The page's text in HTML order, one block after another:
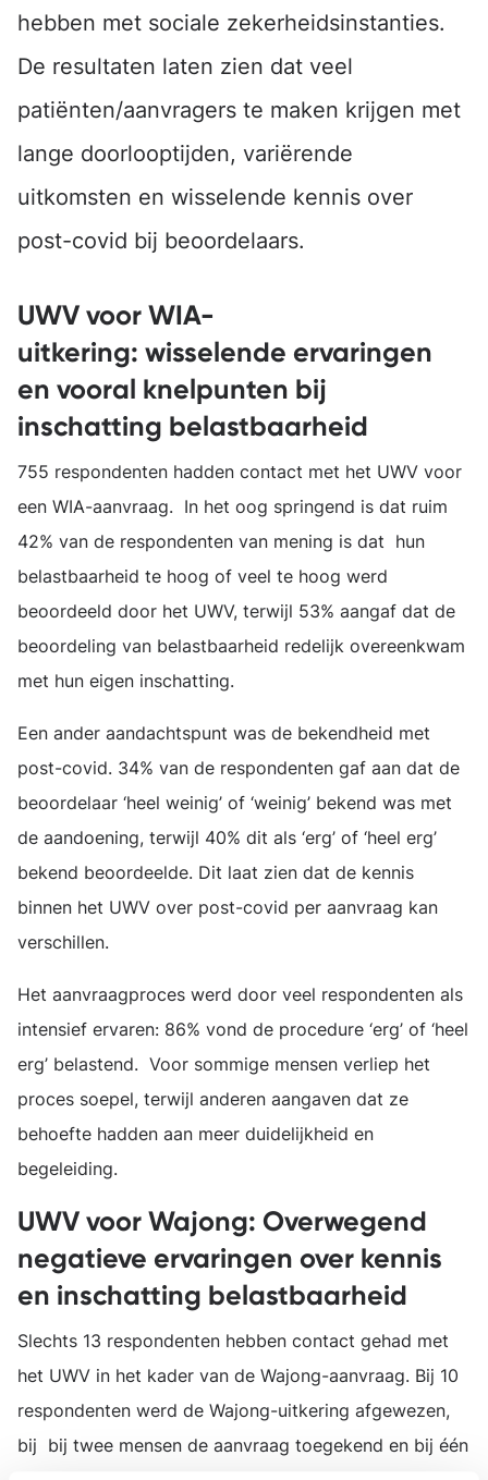
hebben met sociale zekerheidsinstanties.
De resultaten laten zien dat veel
patiënten/aanvragers te maken krijgen met
lange doorlooptijden, variërende
uitkomsten en wisselende kennis over
post-covid bij beoordelaars.
UWV voor WIA-
uitkering: wisselende ervaringen
en vooral knelpunten bij
inschatting belastbaarheid
755 respondenten hadden contact met het UWV voor
een WIA-aanvraag. In het oog springend is dat ruim
42% van de respondenten van mening is dat hun
belastbaarheid te hoog of veel te hoog werd
beoordeeld door het UWV, terwijl 53% aangaf dat de
beoordeling van belastbaarheid redelijk overeenkwam
met hun eigen inschatting.
Een ander aandachtspunt was de bekendheid met
post-covid. 34% van de respondenten gaf aan dat de
beoordelaar ‘heel weinig’ of ‘weinig’ bekend was met
de aandoening, terwijl 40% dit als ‘erg’ of ‘heel erg’
bekend beoordeelde. Dit laat zien dat de kennis
binnen het UWV over post-covid per aanvraag kan
verschillen.
Het aanvraagproces werd door veel respondenten als
intensief ervaren: 86% vond de procedure ‘erg’ of ‘heel
erg’ belastend. Voor sommige mensen verliep het
proces soepel, terwijl anderen aangaven dat ze
behoefte hadden aan meer duidelijkheid en
begeleiding.
UWV voor Wajong: Overwegend
negatieve ervaringen over kennis
en inschatting belastbaarheid
Slechts 13 respondenten hebben contact gehad met
het UWV in het kader van de Wajong-aanvraag. Bij 10
respondenten werd de Wajong-uitkering afgewezen,
bij bij twee mensen de aanvraag toegekend en bij één